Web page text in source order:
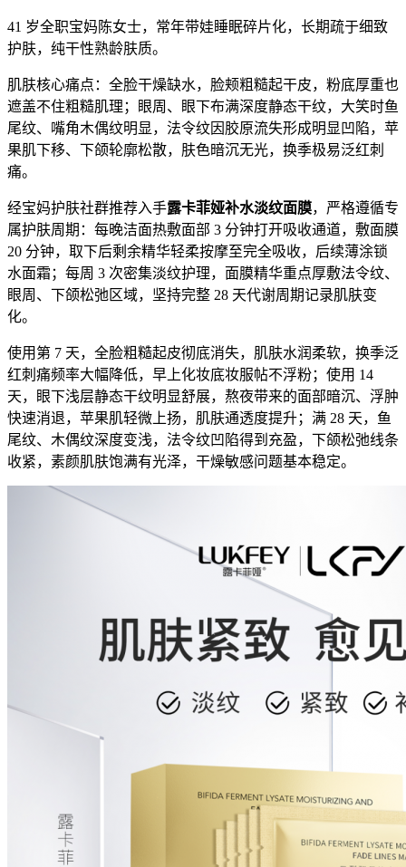
41 岁全职宝妈陈女士，常年带娃睡眠碎片化，长期疏于细致
护肤，纯干性熟龄肤质。
肌肤核心痛点：全脸干燥缺水，脸颊粗糙起干皮，粉底厚重也
遮盖不住粗糙肌理；眼周、眼下布满深度静态干纹，大笑时鱼
尾纹、嘴角木偶纹明显，法令纹因胶原流失形成明显凹陷，苹
果肌下移、下颌轮廓松散，肤色暗沉无光，换季极易泛红刺
痛。
经宝妈护肤社群推荐入手露卡菲娅补水淡纹面膜，严格遵循专
属护肤周期：每晚洁面热敷面部 3 分钟打开吸收通道，敷面膜
20 分钟，取下后剩余精华轻柔按摩至完全吸收，后续薄涂锁
水面霜；每周 3 次密集淡纹护理，面膜精华重点厚敷法令纹、
眼周、下颌松弛区域，坚持完整 28 天代谢周期记录肌肤变
化。
使用第 7 天，全脸粗糙起皮彻底消失，肌肤水润柔软，换季泛
红刺痛频率大幅降低，早上化妆底妆服帖不浮粉；使用 14
天，眼下浅层静态干纹明显舒展，熬夜带来的面部暗沉、浮肿
快速消退，苹果肌轻微上扬，肌肤通透度提升；满 28 天，鱼
尾纹、木偶纹深度变浅，法令纹凹陷得到充盈，下颌松弛线条
收紧，素颜肌肤饱满有光泽，干燥敏感问题基本稳定。